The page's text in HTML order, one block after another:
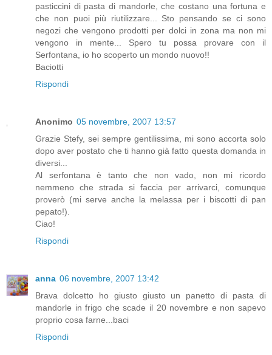
pasticcini di pasta di mandorle, che costano una fortuna e
che non puoi più riutilizzare... Sto pensando se ci sono
negozi che vengono prodotti per dolci in zona ma non mi
vengono in mente... Spero tu possa provare con il
Serfontana, io ho scoperto un mondo nuovo!!
Baciotti
Rispondi
Anonimo 05 novembre, 2007 13:57
Grazie Stefy, sei sempre gentilissima, mi sono accorta solo
dopo aver postato che ti hanno già fatto questa domanda in
diversi...
Al serfontana è tanto che non vado, non mi ricordo
nemmeno che strada si faccia per arrivarci, comunque
proverò (mi serve anche la melassa per i biscotti di pan
pepato!).
Ciao!
Rispondi
anna 06 novembre, 2007 13:42
Brava dolcetto ho giusto giusto un panetto di pasta di
mandorle in frigo che scade il 20 novembre e non sapevo
proprio cosa farne...baci
Rispondi